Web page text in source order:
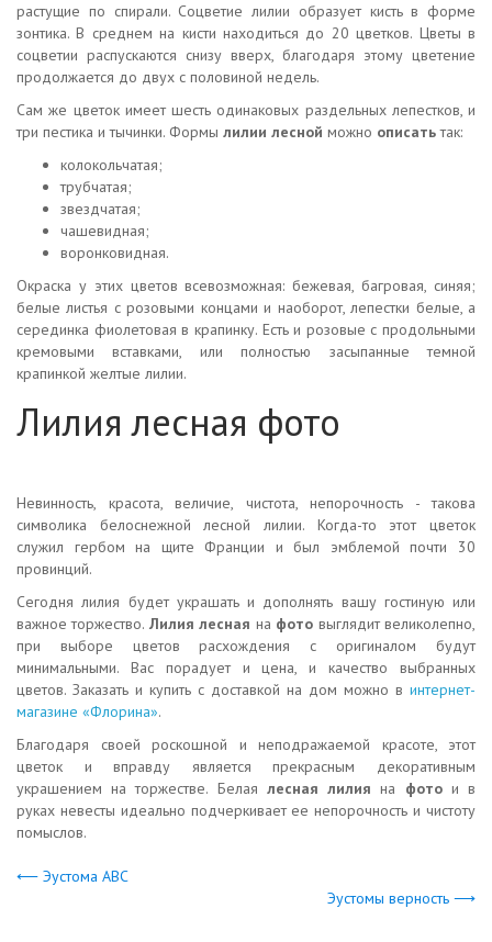
растущие по спирали. Соцветие лилии образует кисть в форме
зонтика. В среднем на кисти находиться до 20 цветков. Цветы в
соцветии распускаются снизу вверх, благодаря этому цветение
продолжается до двух с половиной недель.
Сам же цветок имеет шесть одинаковых раздельных лепестков, и
три пестика и тычинки. Формы лилии лесной можно описатьтак:
колокольчатая;
трубчатая;
звездчатая;
чашевидная;
воронковидная.
Окраска у этих цветов всевозможная: бежевая, багровая, синяя;
белые листья с розовыми концами и наоборот, лепестки белые, а
серединка фиолетовая в крапинку. Есть и розовые с продольными
кремовыми вставками, или полностью засыпанные темной
крапинкой желтые лилии.
Лилия лесная фото
Невинность, красота, величие, чистота, непорочность - такова
символика белоснежной лесной лилии. Когда-то этот цветок
служил гербом на щите Франции и был эмблемой почти 30
провинций.
Сегодня лилия будет украшать и дополнять вашу гостиную или
важное торжество. Лилия лесная на фото выглядит великолепно,
при выборе цветов расхождения с оригиналом будут
минимальными. Вас порадует и цена, и качество выбранных
цветов. Заказать и купить с доставкой на дом можно в интернет-
магазине «Флорина».
Благодаря своей роскошной и неподражаемой красоте, этот
цветок и вправду является прекрасным декоративным
украшением на торжестве. Белая лесная лилия на фото и в
руках невесты идеально подчеркивает ее непорочность и чистоту
помыслов.
⟵ Эустома АВС
Эустомы верность ⟶